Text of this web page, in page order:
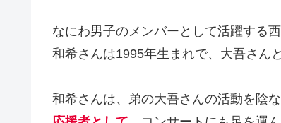
なにわ男子のメンバーとして活躍する西
和希さんは1995年生まれで、大吾さん
和希さんは、弟の大吾さんの活動を陰